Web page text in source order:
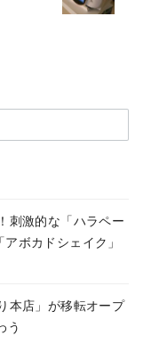
刺激的な「ハラペー
ボカドシェイク」
本店」が移転オープ
う